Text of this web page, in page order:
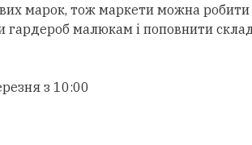
марок, тож маркети можна
гардероб малюкам і поповнити
з 10:00